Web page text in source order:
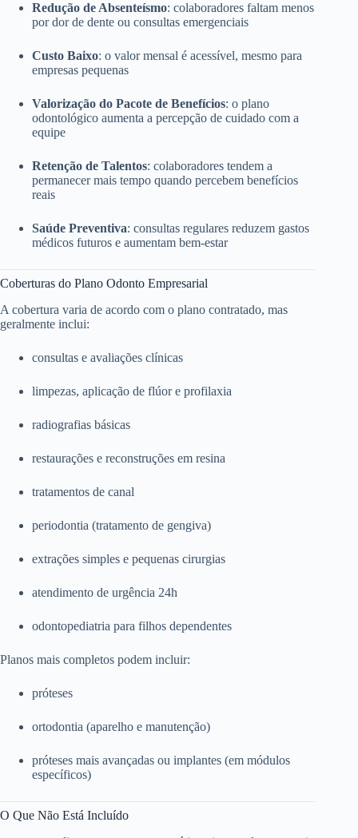
Redução de Absenteísmo: colaboradores faltam menos
por dor de dente ou consultas emergenciais
Custo Baixo: o valor mensal é acessível, mesmo para
empresas pequenas
Valorização do Pacote de Benefícios: o plano
odontológico aumenta a percepção de cuidado com a
equipe
Retenção de Talentos: colaboradores tendem a
permanecer mais tempo quando percebem benefícios
reais
Saúde Preventiva: consultas regulares reduzem gastos
médicos futuros e aumentam bem-estar
Coberturas do Plano Odonto Empresarial
A cobertura varia de acordo com o plano contratado, mas
geralmente inclui:
consultas e avaliações clínicas
limpezas, aplicação de flúor e profilaxia
radiografias básicas
restaurações e reconstruções em resina
tratamentos de canal
periodontia (tratamento de gengiva)
extrações simples e pequenas cirurgias
atendimento de urgência 24h
odontopediatria para filhos dependentes
Planos mais completos podem incluir:
próteses
ortodontia (aparelho e manutenção)
próteses mais avançadas ou implantes (em módulos
específicos)
O Que Não Está Incluído